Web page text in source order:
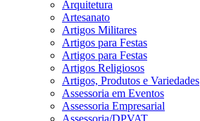
Arquitetura
Artesanato
Artigos Militares
Artigos para Festas
Artigos para Festas
Artigos Religiosos
Artigos, Produtos e Variedades
Assessoria em Eventos
Assessoria Empresarial
Assessoria/DPVAT